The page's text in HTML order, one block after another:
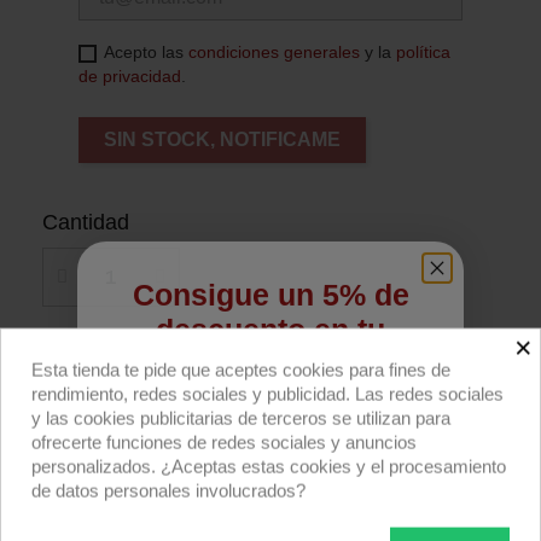
Acepto las condiciones generales y la política
de privacidad.
SIN STOCK, NOTIFICAME
Cantidad
Añadir al carrito
Compra ahora
SNAPGRID® 40º para cajas de luz 135x180cm
×
Esta tienda te pide que aceptes cookies para fines de
rendimiento, redes sociales y publicidad. Las redes sociales
y las cookies publicitarias de terceros se utilizan para
ofrecerte funciones de redes sociales y anuncios
personalizados. ¿Aceptas estas cookies y el procesamiento
de datos personales involucrados?
Consigue un 5% de
descuento en tu
primera compra
Regístrate para recibir el descuento.
Email